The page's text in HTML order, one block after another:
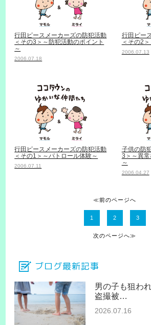
行田ピースメーカーズの防犯活動
＜その3＞～防犯活動のポイント
～
2006.07.18
行田ピー
＜その2
2006.07.13
行田ピースメーカーズの防犯活動
＜その1＞～パトロール体験～
2006.07.11
子供の防
3＞～異常
～
2006.04.27
≪前のページへ
1 2 3
次のページへ≫
ブログ最新記事
男の子も狙わ
盗撮被…
2026.07.16